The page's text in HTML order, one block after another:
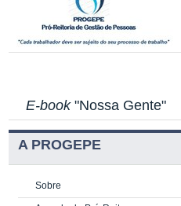
E-book"Nossa Gente"
A PROGEPE
Sobre